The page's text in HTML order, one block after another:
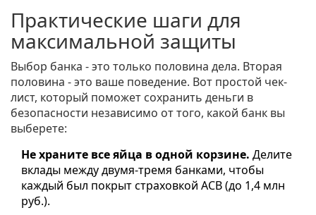
Практические шаги для
максимальной защиты
Выбор банка - это только половина дела. Вторая
половина - это ваше поведение. Вот простой чек-
лист, который поможет сохранить деньги в
безопасности независимо от того, какой банк вы
выберете:
Не храните все яйца в одной корзине. Делите
вклады между двумя-тремя банками, чтобы
каждый был покрыт страховкой АСВ (до 1,4 млн
руб.).